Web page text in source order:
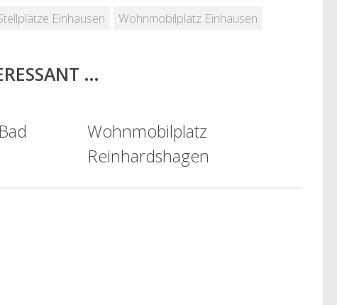
Einhausen Wohnmobilplatz Einhausen
…
Wohnmobilplatz
Reinhardshagen